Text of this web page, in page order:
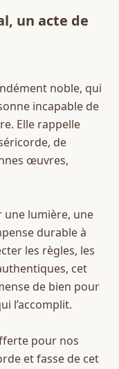
un acte de
noble, qui
incapable de
Elle rappelle
de
œuvres,
une lumière, une
durable à
les règles, les
cet
de bien pour
l’accomplit.
pour nos
et fasse de cet